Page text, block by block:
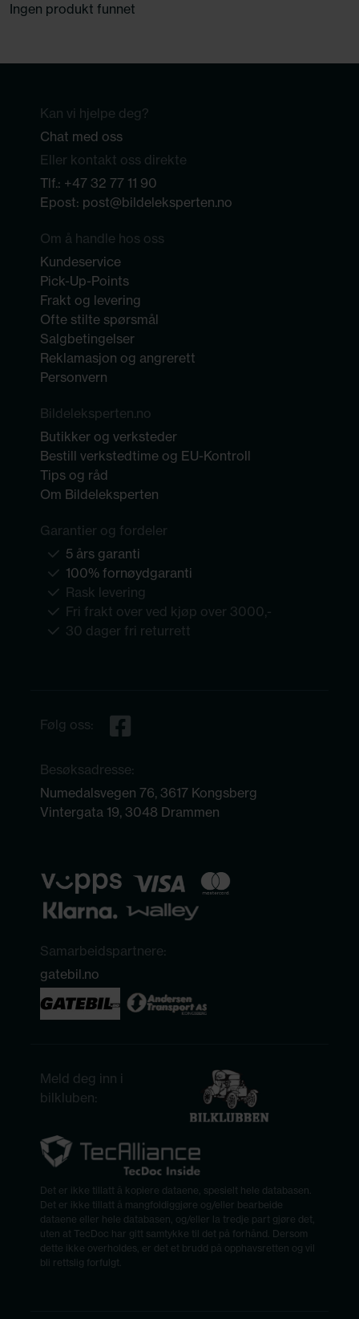
Ingen produkt funnet
Kan vi hjelpe deg?
Chat med oss
Eller kontakt oss direkte
Tlf.: +47 32 77 11 90
Epost: post@bildeleksperten.no
Om å handle hos oss
Kundeservice
Pick-Up-Points
Frakt og levering
Ofte stilte spørsmål
Salgbetingelser
Reklamasjon og angrerett
Personvern
Bildeleksperten.no
Butikker og verksteder
Bestill verkstedtime og EU-Kontroll
Tips og råd
Om Bildeleksperten
Garantier og fordeler
5 års garanti
100% fornøydgaranti
Rask levering
Fri frakt over ved kjøp over 3000,-
30 dager fri returrett
Følg oss:
Besøksadresse:
Numedalsvegen 76, 3617 Kongsberg
Vintergata 19, 3048 Drammen
Samarbeidspartnere:
gatebil.no
Meld deg inn i
bilkluben:
Det er ikke tillatt å kopiere dataene, spesielt hele databasen.
Det er ikke tillatt å mangfoldiggjøre og/eller bearbeide
dataene eller hele databasen, og/eller la tredje part gjøre det,
uten at TecDoc har gitt samtykke til det på forhånd. Dersom
dette ikke overholdes, er det et brudd på opphavsretten og vil
bli rettslig forfulgt.